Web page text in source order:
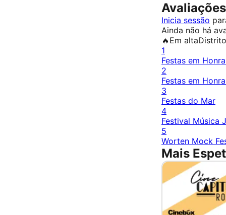
Avaliações
Inicia sessão
Ainda não há
🔥 Em alta
1
Festas em
2
Festas em
3
Festas do Mar
4
Festival Música
5
Worten Mock
Mais